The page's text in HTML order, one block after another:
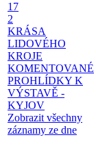
17
2
KRÁSA
LIDOVÉHO
KROJE
KOMENTOVANÉ
PROHLÍDKY K
VÝSTAVĚ -
KYJOV
Zobrazit všechny
záznamy ze dne